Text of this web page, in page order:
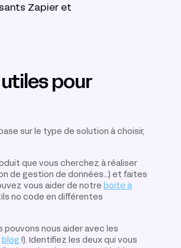
Zapier et
pour
sur le type de solution à choisir,
que vous cherchez à réaliser
de gestion de données...) et faites
vous aider de notre boite à
no code en différentes
pouvons nous aider avec les
blog !). Identifiez les deux qui vous